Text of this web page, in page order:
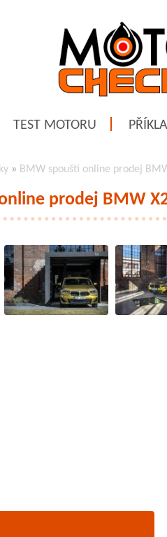
TEST MOTORU
» BMW spouští online prodej
prodej BMW